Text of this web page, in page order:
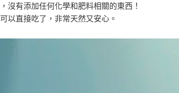
沒有添加任何化學和肥料相關的東西！
以直接吃了，非常天然又安心。